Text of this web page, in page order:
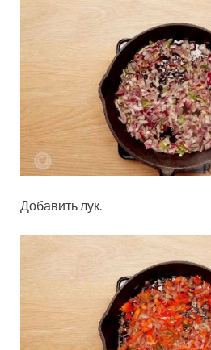
Добавить лук.